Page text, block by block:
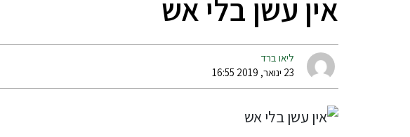
אין עשן בלי אש
ליאו ברד
23 ינואר, 2019 16:55